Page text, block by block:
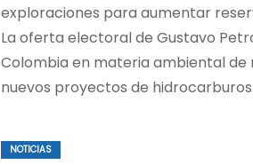
exploraciones para aumentar
La oferta electoral de Gustavo
Colombia en materia ambiental de
nuevos proyectos de
NOTICIAS